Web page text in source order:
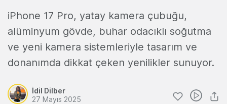
iPhone 17 Pro, yatay kamera çubuğu,
alüminyum gövde, buhar odacıklı soğutma
ve yeni kamera sistemleriyle tasarım ve
donanımda dikkat çeken yenilikler sunuyor.
İdil Dilber
27 Mayıs 2025